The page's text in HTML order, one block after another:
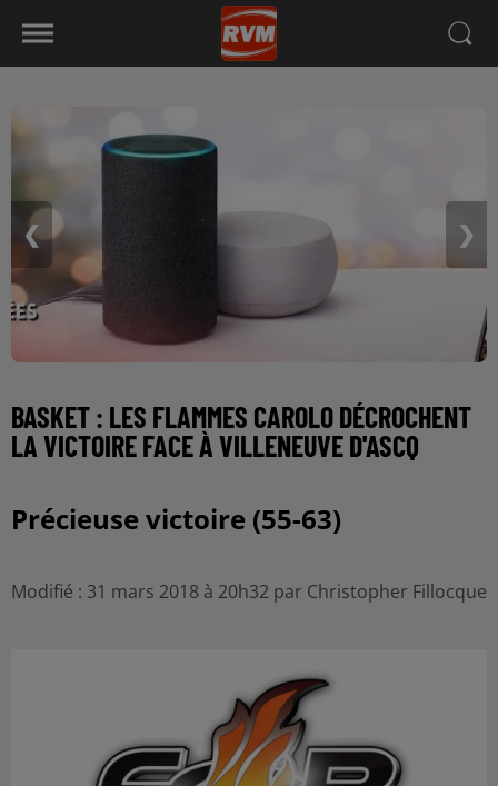
❮ ❯
BASKET : LES FLAMMES CAROLO DÉCROCHENT
LA VICTOIRE FACE À VILLENEUVE D'ASCQ
Précieuse victoire (55-63)
Modifié : 31 mars 2018 à 20h32 par Christopher Fillocque